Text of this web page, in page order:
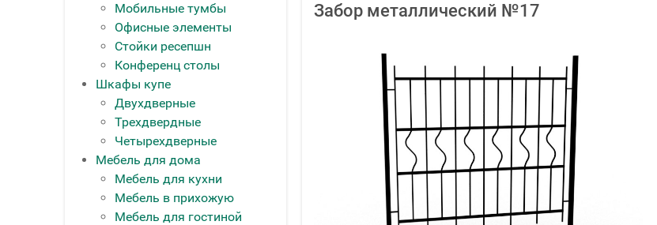
Мобильные тумбы
Офисные элементы
Стойки ресепшн
Конференц столы
Шкафы купе
Двухдверные
Трехдвердные
Четырехдверные
Мебель для дома
Мебель для кухни
Мебель в прихожую
Мебель для гостиной
Забор металлический №17